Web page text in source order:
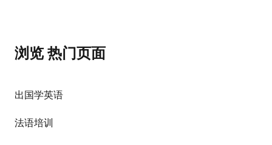
浏览 热门页面
出国学英语
法语培训